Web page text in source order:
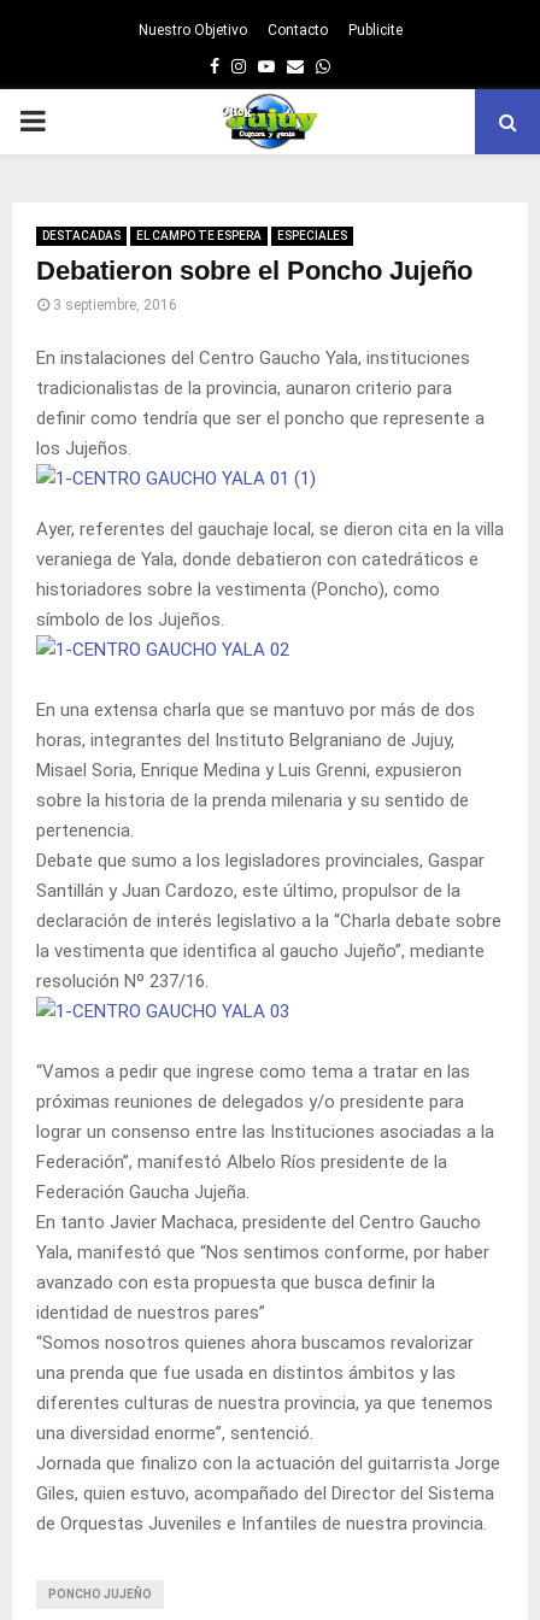
Nuestro Objetivo Contacto Publicite
Facebook
Instagram
Youtube
EmailWhatsapp
PRIMARY
DESTACADAS EL CAMPO TE ESPERA ESPECIALES
Debatieron sobre el Poncho Jujeño
3 septiembre, 2016
En instalaciones del Centro Gaucho Yala, instituciones
tradicionalistas de la provincia, aunaron criterio para
definir como tendría que ser el poncho que represente a
los Jujeños.
Ayer, referentes del gauchaje local, se dieron cita en la villa
veraniega de Yala, donde debatieron con catedráticos e
historiadores sobre la vestimenta (Poncho), como
símbolo de los Jujeños.
En una extensa charla que se mantuvo por más de dos
horas, integrantes del Instituto Belgraniano de Jujuy,
Misael Soria, Enrique Medina y Luis Grenni, expusieron
sobre la historia de la prenda milenaria y su sentido de
pertenencia.
Debate que sumo a los legisladores provinciales, Gaspar
Santillán y Juan Cardozo, este último, propulsor de la
declaración de interés legislativo a la “Charla debate sobre
la vestimenta que identifica al gaucho Jujeño”, mediante
resolución Nº 237/16.
“Vamos a pedir que ingrese como tema a tratar en las
próximas reuniones de delegados y/o presidente para
lograr un consenso entre las Instituciones asociadas a la
Federación”, manifestó Albelo Ríos presidente de la
Federación Gaucha Jujeña.
En tanto Javier Machaca, presidente del Centro Gaucho
Yala, manifestó que “Nos sentimos conforme, por haber
avanzado con esta propuesta que busca definir la
identidad de nuestros pares”
“Somos nosotros quienes ahora buscamos revalorizar
una prenda que fue usada en distintos ámbitos y las
diferentes culturas de nuestra provincia, ya que tenemos
una diversidad enorme”, sentenció.
Jornada que finalizo con la actuación del guitarrista Jorge
Giles, quien estuvo, acompañado del Director del Sistema
de Orquestas Juveniles e Infantiles de nuestra provincia.
PONCHO JUJEÑO